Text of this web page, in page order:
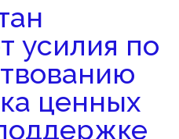
усилия по
ценных